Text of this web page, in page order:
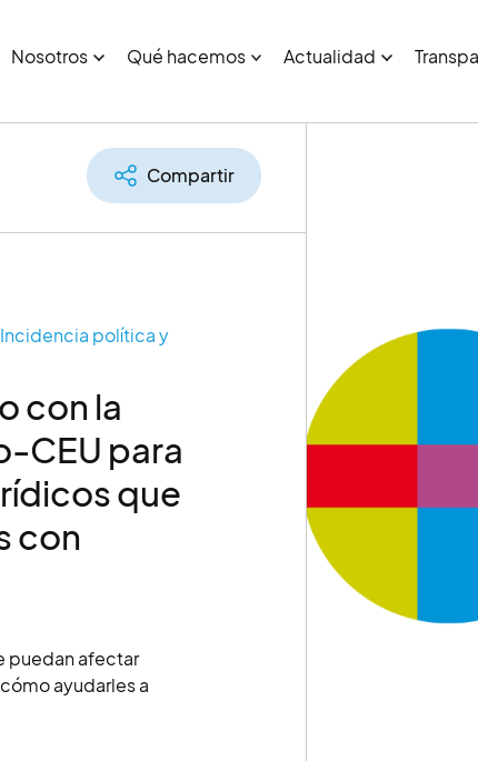
Nosotros Qué hacemos Actualidad
Compartir
Incidencia política y
con la
CEU para
que
con
puedan afectar
ayudarles a